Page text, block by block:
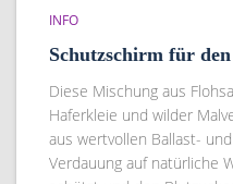
INFO
Schutzschirm für
Diese Mischung aus
Haferkleie und wilder
aus wertvollen Ballast-
Verdauung auf natürliche